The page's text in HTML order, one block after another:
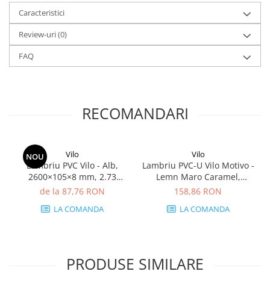
Caracteristici
Review-uri(0)
FAQ
RECOMANDARI
NOU Vilo
Lambriu PVC Vilo - Alb,
2600×105×8 mm, 2.73
mp/cutie (10 bucăți)
de la 87,76 RON
LA COMANDA
Vilo
Lambriu PVC-U Vilo Motivo -
Lemn Maro Caramel,
2650×250×8 mm, 2.65
158,86 RON
LA COMANDA
PRODUSE SIMILARE